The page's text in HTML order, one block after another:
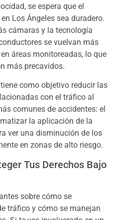
se espera que el
Los Ángeles sea duradero.
cámaras y la tecnología
se vuelvan más
áreas monitoreadas, lo que
más precavidos.
como objetivo reducir las
con el tráfico al
comunes de accidentes: el
la aplicación de la
ver una disminución de los
en zonas de alto riesgo.
Tus Derechos Bajo
sobre cómo se
tráfico y cómo se manejan